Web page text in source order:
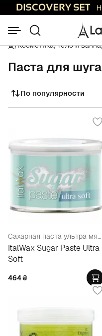
/Косметика/Тело и ванна
Паста для
Сортировать
По популярности
Сахарная паста ультра мягкая (в банке)
ItalWax Sugar Paste Ultra
Soft
464₴